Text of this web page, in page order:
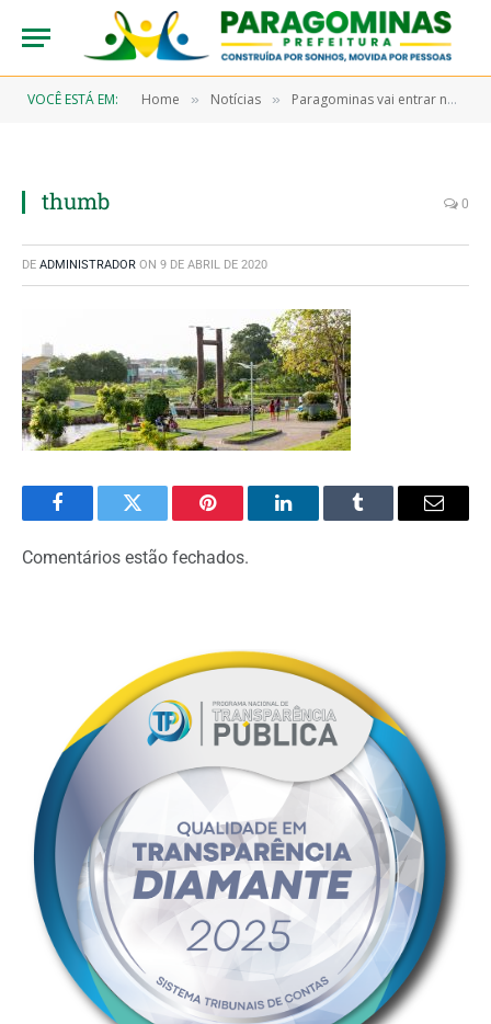
VOCÊ ESTÁ EM: Home » Notícias » Paragominas vai entrar na rota turística do Serviço Social do Comércio
thumb 0
DE ADMINISTRADOR ON 9 DE ABRIL DE 2020
FacebookTwitter Pinterest LinkedInTumblr Email
Comentários estão fechados.